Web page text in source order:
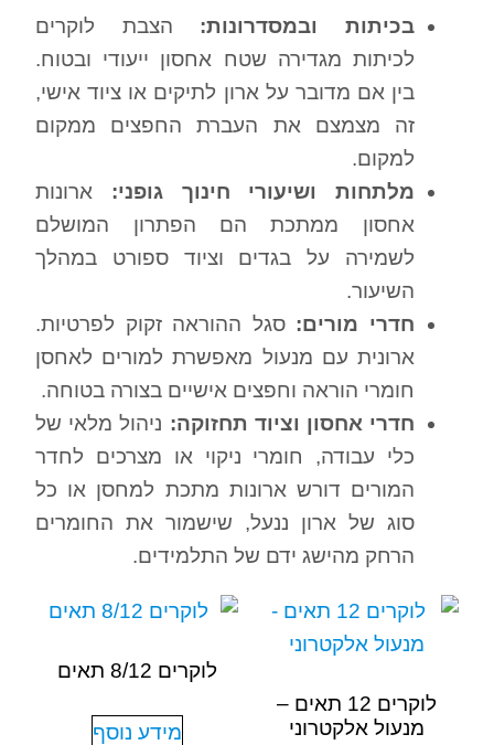
בכיתות ובמסדרונות: הצבת לוקרים
לכיתות מגדירה שטח אחסון ייעודי ובטוח.
בין אם מדובר על ארון לתיקים או ציוד אישי,
זה מצמצם את העברת החפצים ממקום
למקום.
מלתחות ושיעורי חינוך גופני: ארונות
אחסון ממתכת הם הפתרון המושלם
לשמירה על בגדים וציוד ספורט במהלך
השיעור.
חדרי מורים: סגל ההוראה זקוק לפרטיות.
ארונית עם מנעול מאפשרת למורים לאחסן
חומרי הוראה וחפצים אישיים בצורה בטוחה.
חדרי אחסון וציוד תחזוקה: ניהול מלאי של
כלי עבודה, חומרי ניקוי או מצרכים לחדר
המורים דורש ארונות מתכת למחסן או כל
סוג של ארון ננעל, שישמור את החומרים
הרחק מהישג ידם של התלמידים.
לוקרים 12 תאים –
מנעול אלקטרוני
לוקרים 8/12 תאים
מידע נוסף